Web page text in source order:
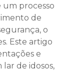
processo
de
o
Este artigo
e
lar de idosos,